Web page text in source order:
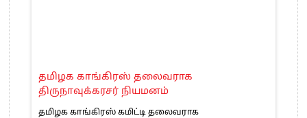
தமிழக காங்கிரஸ் தலைவராக
திருநாவுக்கரசர் நியமனம்
தமிழக காங்கிரஸ் கமிட்டி தலைவராக